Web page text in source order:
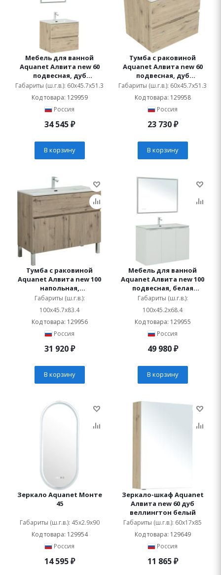
Мебель для ванной
Aquanet Алвита new 60
подвесная, дуб
веллингтон белый, с
ящиками
Габариты (ш.г.в.): 60x45.7x51.3
Код товара: 129959
Россия
34 545₽
В корзину
Тумба с раковиной
Aquanet Алвита new 60
подвесная, дуб
веллингтон белый, с
ящиками
Габариты (ш.г.в.): 60x45.7x51.3
Код товара: 129958
Россия
23 730₽
В корзину
Тумба с раковиной
Aquanet Алвита new 100
напольная,
дуб веллингтон белый, с
дверками и ящиком
Габариты (ш.г.в.):
100x45.7x83.4
Код товара: 129956
Россия
31 920₽
В корзину
Мебель для ванной
Aquanet Алвита new 100
подвесная, белая
матовая, с дверками
Габариты (ш.г.в.):
100x45.2x68.4
Код товара: 129955
Россия
49 980₽
В корзину
Зеркало Aquanet Монте
45
Габариты (ш.г.в.): 45x2.9x90
Код товара: 129954
Россия
14 595₽
Зеркало-шкаф Aquanet
Алвита new 60 дуб
веллингтон белый
Габариты (ш.г.в.): 60x17x85
Код товара: 129649
Россия
11 865₽